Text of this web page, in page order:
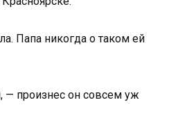
Папа никогда о таком ей
— произнес он совсем уж